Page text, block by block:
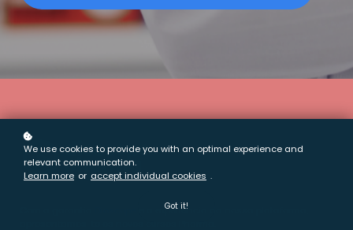
e a experiência da nossa plataforma,
We use cookies to provide you with an optimal experience and
relevant communication.
Learn more or accept individual cookies .
Got it!